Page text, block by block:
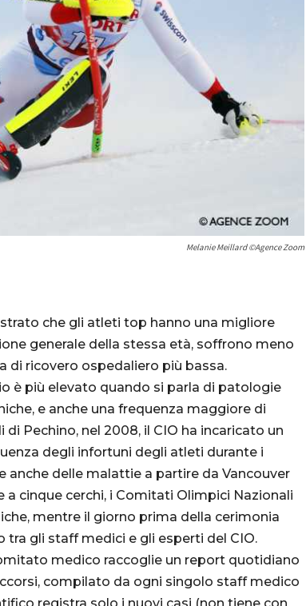
Melanie Meillard ©Agence Zoom
che gli atleti top hanno una migliore
generale della stessa età, soffrono meno
di ricovero ospedaliero più bassa.
è più elevato quando si parla di patologie
e anche una frequenza maggiore di
Pechino, nel 2008, il CIO ha incaricato un
degli infortuni degli atleti durante i
anche delle malattie a partire da Vancouver
cinque cerchi, i Comitati Olimpici Nazionali
mentre il giorno prima della cerimonia
tra gli staff medici e gli esperti del CIO.
medico raccoglie un report quotidiano
compilato da ogni singolo staff medico